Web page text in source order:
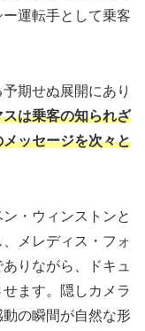
運転手として乗客
期せぬ展開にあり
は乗客の知られざ
ッセージを次々と
・ウィンストンと
メレディス・フォ
りながら、ドキュ
ます。隠しカメラ
の瞬間が自然な形